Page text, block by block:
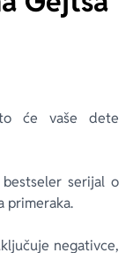
će vaše dete
serijal o
primeraka.
negativce,